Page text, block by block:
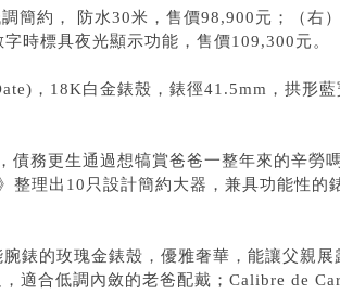
簡約， 防水30米，售價98,900元；（右
時標具夜光顯示功能，售價109,300元。
，18K白金錶殼，錶徑41.5mm，拱形藍
， 債務更生通過想犒賞爸爸一整年來的辛勞
整理出10只設計簡約大器，兼具功能性的
錶的玫瑰金錶殼，優雅奢華，能讓父親
適合低調內斂的老爸配戴；Calibre de